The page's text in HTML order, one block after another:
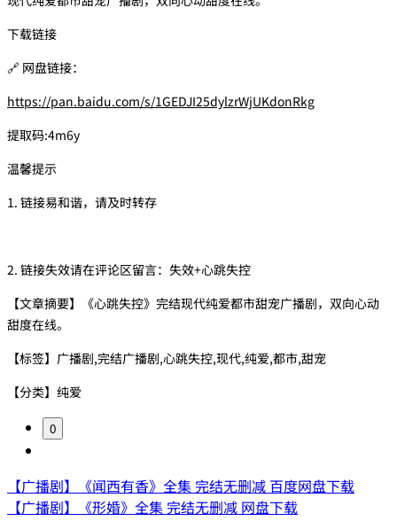
下载链接
🔗 网盘链接：
https://pan.baidu.com/s/1GEDJI25dylzrWjUKdonRkg
提取码:4m6y
温馨提示
1. 链接易和谐，请及时转存
2. 链接失效请在评论区留言：失效+心跳失控
【文章摘要】《心跳失控》完结现代纯爱都市甜宠广播剧，双向心动
甜度在线。
【标签】广播剧,完结广播剧,心跳失控,现代,纯爱,都市,甜宠
【分类】纯爱
0
【广播剧】《闻西有香》全集 完结无删减 百度网盘下载
【广播剧】《形婚》全集 完结无删减 网盘下载